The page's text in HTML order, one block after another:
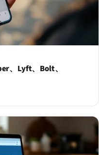
、Lyft、Bolt、